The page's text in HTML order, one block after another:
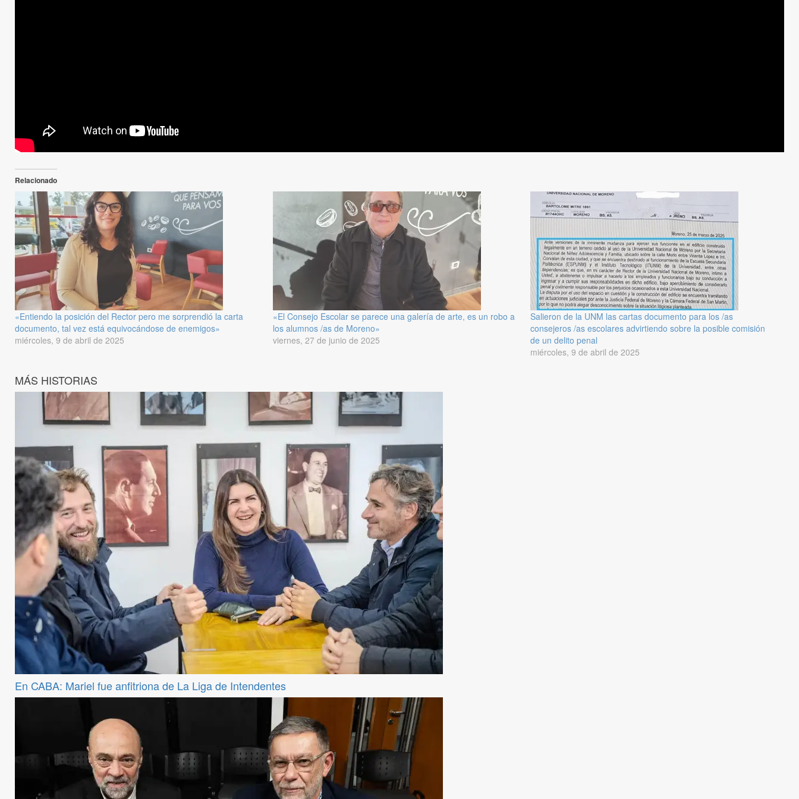
Relacionado
«Entiendo la posición del Rector pero me sorprendió la carta
documento, tal vez está equivocándose de enemigos»
miércoles, 9 de abril de 2025
«El Consejo Escolar se parece una galería de arte, es un robo a
los alumnos /as de Moreno»
viernes, 27 de junio de 2025
Salieron de la UNM las cartas documento para los /as
consejeros /as escolares advirtiendo sobre la posible comisión
de un delito penal
miércoles, 9 de abril de 2025
MÁS HISTORIAS
En CABA: Mariel fue anfitriona de La Liga de Intendentes